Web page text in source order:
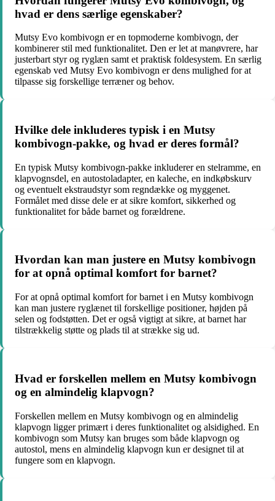
hvad er dens særlige egenskaber?
Mutsy Evo kombivogn er en topmoderne kombivogn, der
kombinerer stil med funktionalitet. Den er let at manøvrere, har
justerbart styr og ryglæn samt et praktisk foldesystem. En særlig
egenskab ved Mutsy Evo kombivogn er dens mulighed for at
tilpasse sig forskellige terræner og behov.
Hvilke dele inkluderes typisk i en Mutsy
kombivogn-pakke, og hvad er deres formål?
En typisk Mutsy kombivogn-pakke inkluderer en stelramme, en
klapvognsdel, en autostoladapter, en kaleche, en indkøbskurv
og eventuelt ekstraudstyr som regndække og myggenet.
Formålet med disse dele er at sikre komfort, sikkerhed og
funktionalitet for både barnet og forældrene.
Hvordan kan man justere en Mutsy kombivogn
for at opnå optimal komfort for barnet?
For at opnå optimal komfort for barnet i en Mutsy kombivogn
kan man justere ryglænet til forskellige positioner, højden på
selen og fodstøtten. Det er også vigtigt at sikre, at barnet har
tilstrækkelig støtte og plads til at strække sig ud.
Hvad er forskellen mellem en Mutsy kombivogn
og en almindelig klapvogn?
Forskellen mellem en Mutsy kombivogn og en almindelig
klapvogn ligger primært i deres funktionalitet og alsidighed. En
kombivogn som Mutsy kan bruges som både klapvogn og
autostol, mens en almindelig klapvogn kun er designet til at
fungere som en klapvogn.